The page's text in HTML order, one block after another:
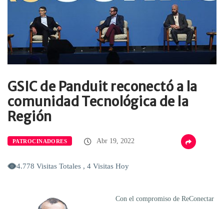
GSIC de Panduit reconectó a la
comunidad Tecnológica de la
Región
PATROCINADORES Abr 19, 2022
4.778 Visitas Totales , 4 Visitas Hoy
Con el compromiso de ReConectar